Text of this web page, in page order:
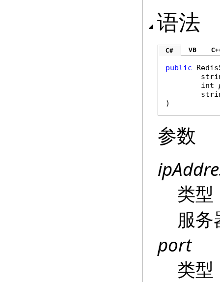
语法
C# VB
public
int
)
参数
类型
服务
port
类型